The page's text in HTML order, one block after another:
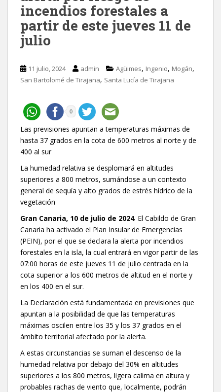
incendios forestales a
partir de este jueves 11 de
julio
11 julio, 2024 admin Agüimes, Ingenio, Mogán,
San Bartolomé de Tirajana, Santa Lucía de Tirajana
0
Las previsiones apuntan a temperaturas máximas de
hasta 37 grados en la cota de 600 metros al norte y de
400 al sur
La humedad relativa se desplomará en altitudes
superiores a 800 metros, sumándose a un contexto
general de sequía y alto grados de estrés hídrico de la
vegetación
Gran Canaria, 10 de julio de 2024. El Cabildo de Gran
Canaria ha activado el Plan Insular de Emergencias
(PEIN), por el que se declara la alerta por incendios
forestales en la isla, la cual entrará en vigor partir de las
07:00 horas de este jueves 11 de julio centrada en la
cota superior a los 600 metros de altitud en el norte y
en los 400 en el sur.
La Declaración está fundamentada en previsiones que
apuntan a la posibilidad de que las temperaturas
máximas oscilen entre los 35 y los 37 grados en el
ámbito territorial afectado por la alerta.
A estas circunstancias se suman el descenso de la
humedad relativa por debajo del 30% en altitudes
superiores a los 800 metros, ligera calima en altura y
probables rachas de viento que, localmente, podrán